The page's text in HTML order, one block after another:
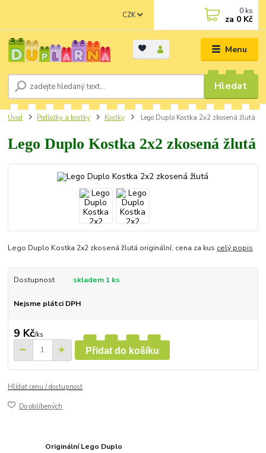
Menu
CZK
Hledat
0 ks
za 0 Kč
Úvod Podložky a kostky Kostky Lego Duplo Kostka 2x2 zkosená žlutá
Lego Duplo Kostka 2x2 zkosená žlutá
Lego Duplo Kostka 2x2 zkosená žlutá originální, cena za kus celý popis
Dostupnost skladem 1 ks
Nejsme plátci DPH
9 Kč/ks
Přidat do košíku
Hlídat cenu / dostupnost
Do oblíbených
Originální Lego Duplo